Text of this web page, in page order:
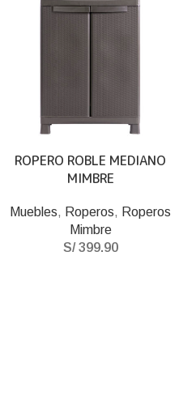
ROPERO ROBLE MEDIANO
MIMBRE
Muebles, Roperos, Roperos
Mimbre
S/399.90